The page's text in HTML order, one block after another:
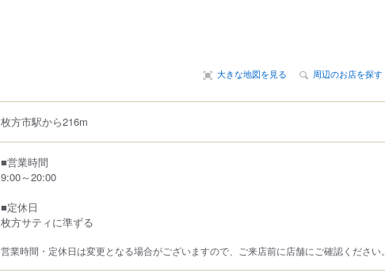
大きな地図を見る 周辺のお店を探す
枚方市駅から216m
■営業時間
9:00～20:00
■定休日
枚方サティに準ずる
営業時間・定休日は変更となる場合がございますので、ご来店前に店舗にご確認ください。